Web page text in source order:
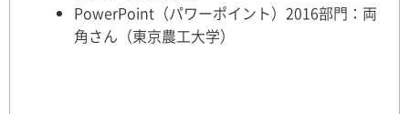
PowerPoint（パワーポイント）2016部門：両
角さん（東京農工大学）